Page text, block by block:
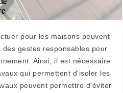
pour les maisons peuvent
gestes responsables pour
Ainsi, il est nécessaire
qui permettent d'isoler les
peuvent permettre d'éviter